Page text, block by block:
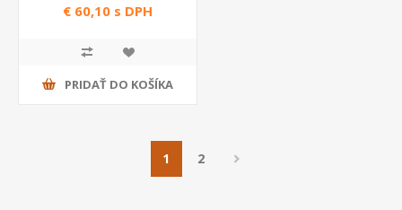
€ 60,10 s DPH
PRIDAŤ DO KOŠÍKA
1 2